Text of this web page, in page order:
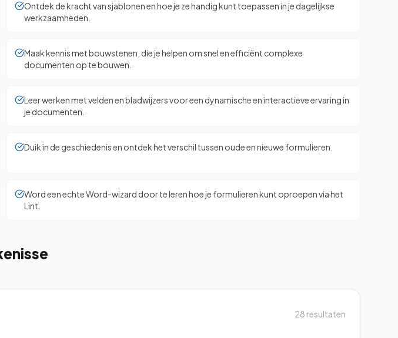
Ontdek de kracht van sjablonen en hoe je ze handig kunt toepassen in je dagelijkse
werkzaamheden.
Maak kennis met bouwstenen, die je helpen om snel en efficiënt complexe
documenten op te bouwen.
Leer werken met velden en bladwijzers voor een dynamische en interactieve ervaring in
je documenten.
Duik in de geschiedenis en ontdek het verschil tussen oude en nieuwe formulieren.
Word een echte Word-wizard door te leren hoe je formulieren kunt oproepen via het
Lint.
28 resultaten